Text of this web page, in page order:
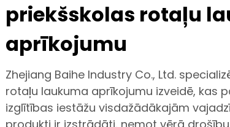
priekšskolas rotaļu
aprīkojumu
Zhejiang Baihe Industry Co., Ltd.
rotaļu laukuma aprīkojumu izveidē, kas
izglītības iestāžu visdažādākajām